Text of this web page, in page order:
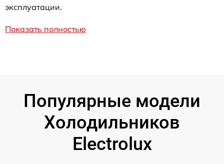
эксплуатации.
Показать полностью
Популярные модели
Холодильников
Electrolux